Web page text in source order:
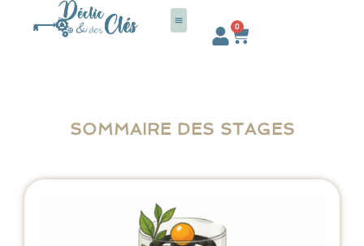
0
Panier
SOMMAIRE DES STAGES